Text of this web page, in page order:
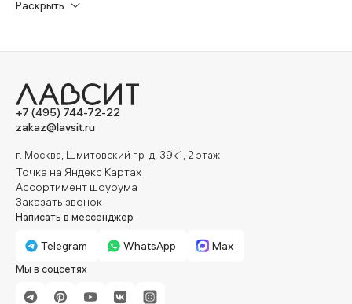
Раскрыть
+7 (495) 744-72-22
zakaz@lavsit.ru
г. Москва, Шмитовский пр-д, 39к1, 2 этаж
Точка на Яндекс Картах
Ассортимент шоурума
Заказать звонок
Написать в мессенджер
Telegram WhatsApp Max
Мы в соцсетях